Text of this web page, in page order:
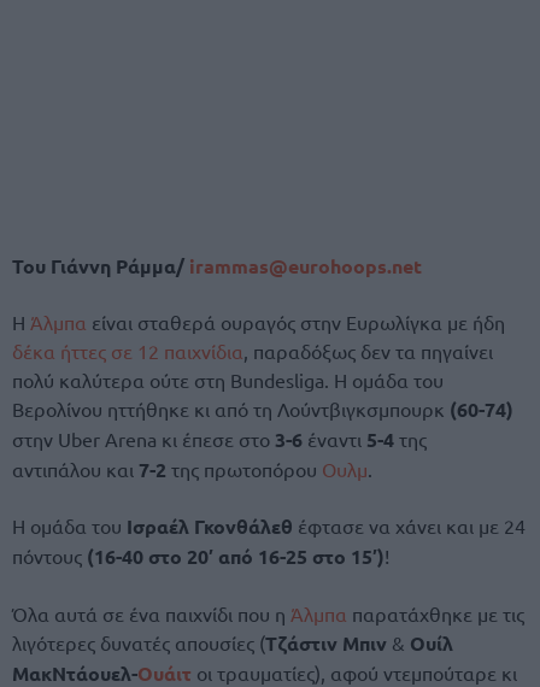
Του Γιάννη Ράμμα/ irammas@eurohoops.net
Η Άλμπα είναι σταθερά ουραγός στην Ευρωλίγκα με ήδη
δέκα ήττες σε 12 παιχνίδια, παραδόξως δεν τα πηγαίνει
πολύ καλύτερα ούτε στη Bundesliga. Η ομάδα του
Βερολίνου ηττήθηκε κι από τη Λούντβιγκσμπουρκ (60-74)
στην Uber Arena κι έπεσε στο 3-6 έναντι 5-4 της
αντιπάλου και 7-2 της πρωτοπόρου Ουλμ.
Η ομάδα του Ισραέλ Γκονθάλεθ έφτασε να χάνει και με 24
πόντους (16-40 στο 20′ από 16-25 στο 15′)!
Όλα αυτά σε ένα παιχνίδι που η Άλμπα παρατάχθηκε με τις
λιγότερες δυνατές απουσίες (Τζάστιν Μπιν & Ουίλ
ΜακΝτάουελ-Ουάιτ οι τραυματίες), αφού ντεμπούταρε κι